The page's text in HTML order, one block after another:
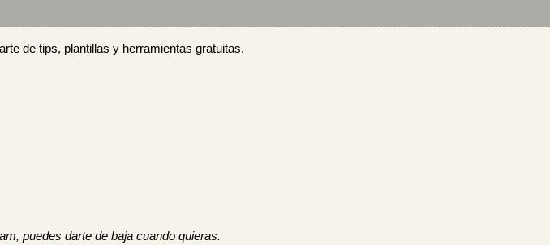
de tips, plantillas y herramientas gratuitas.
puedes darte de baja cuando quieras.